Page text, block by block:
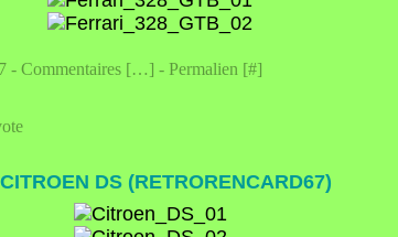
- Commentaires […] - Permalien [#]
DS (RETRORENCARD67)